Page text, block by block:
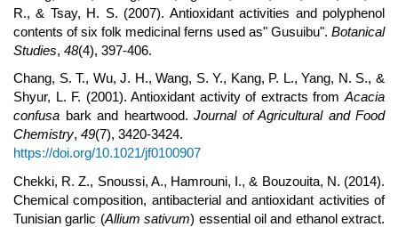
R., & Tsay, H. S. (2007). Antioxidant activities and polyphenol
contents of six folk medicinal ferns used as" Gusuibu". Botanical
Studies, 48(4), 397-406.
Chang, S. T., Wu, J. H., Wang, S. Y., Kang, P. L., Yang, N. S., &
Shyur, L. F. (2001). Antioxidant activity of extracts from Acacia
confusa bark and heartwood. Journal of Agricultural and Food
Chemistry, 49(7), 3420-3424.
https://doi.org/10.1021/jf0100907
Chekki, R. Z., Snoussi, A., Hamrouni, I., & Bouzouita, N. (2014).
Chemical composition, antibacterial and antioxidant activities of
Tunisian garlic (Allium sativum) essential oil and ethanol extract.